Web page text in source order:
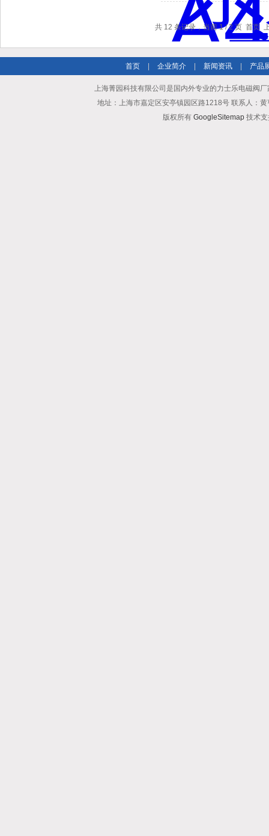
共 12 条记录，当前 1 / 2 页 首页
首页 企业简介 新闻资讯 产品
上海菁园科技有限公司是国内外专业的力士乐电磁阀
地址：上海市嘉定区安亭镇园区路1218号 联系人：
版权所有 GoogleSitemap技术支